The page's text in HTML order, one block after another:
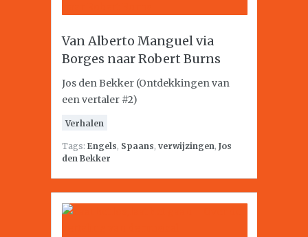
Van Alberto Manguel via
Borges naar Robert Burns
Jos den Bekker (Ontdekkingen van
een vertaler #2)
Verhalen
Tags: Engels, Spaans, verwijzingen, Jos
den Bekker